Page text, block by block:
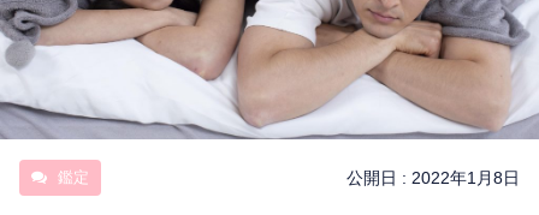
鑑定 占い師 キャンペーン
キーワード別
彼の気持ち 恋の行方 時期
今週の運勢 彼氏 片思い 結婚
相性
鑑定 公開日 : 2022年1月8日